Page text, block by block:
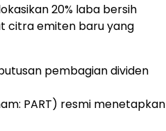
20% laba bersih
citra emiten baru yang
pembagian dividen
PART) resmi menetapkan